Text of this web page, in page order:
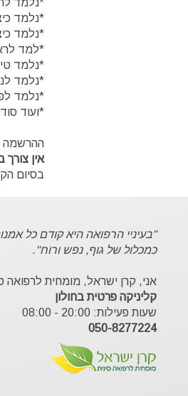
*נלמד
*נלמד
*נלמד
*למד
*נלמד
*נלמד
*נלמד
*ועוד
ההרשמה
אין
בסיום
"בעיניי הרפואה היא קודם כל
כמכלול של גוף, נפש ורוח" .
אני, קרן ישראל, מומחית לרפואה
קליניקה פרטית בחולון
שעות פעילות: 20:00 - 08:00
050-8277224